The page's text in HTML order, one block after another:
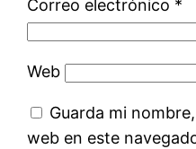
Correo electrónico *
Web
Guarda mi
web en este